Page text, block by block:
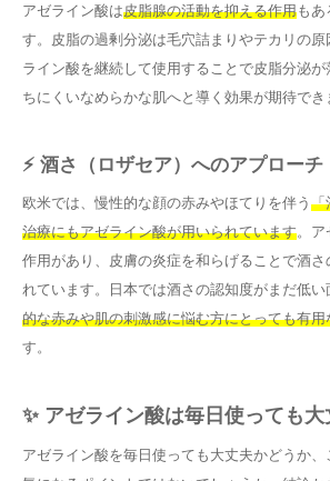
アゼライン酸は皮脂腺の活動を抑える作用もあ
す。皮脂の過剰分泌は毛穴詰まりやテカリの
ライン酸を継続して使用することで皮脂分泌
ちにくいなめらかな肌へと導く効果が期待でき
⚡ 酒さ（ロザセア）へのアプローチ
欧米では、慢性的な顔の赤みやほてりを伴う 「
治療にもアゼライン酸が用いられています。ア
作用があり、皮膚の炎症を和らげることで酒さ
れています。日本では酒さの認知度がまだ低い
的な赤みや肌の刺激感に悩む方にとっても有用
す。
✨ アゼライン酸は毎日使っても大
アゼライン酸を毎日使っても大丈夫かどうか